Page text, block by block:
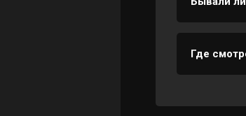
Да,
Где